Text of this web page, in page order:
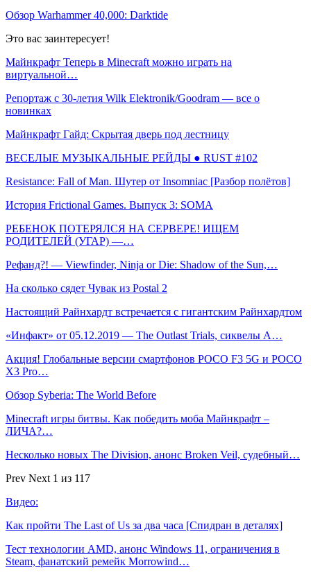
Обзор Warhammer 40,000: Darktide
Это вас заинтересует!
Майнкрафт Теперь в Minecraft можно играть на
виртуальной…
Репортаж с 30-летия Wilk Elektronik/Goodram — все о
новинках
Майнкрафт Гайд: Скрытая дверь под лестницу
ВЕСЕЛЫЕ МУЗЫКАЛЬНЫЕ РЕЙДЫ ● RUST #102
Resistance: Fall of Man. Шутер от Insomniac [Разбор полётов]
История Frictional Games. Выпуск 3: SOMA
РЕБЕНОК ПОТЕРЯЛСЯ НА СЕРВЕРЕ! ИЩЕМ
РОДИТЕЛЕЙ (УГАР) —…
Рефанд?! — Viewfinder, Ninja or Die: Shadow of the Sun,…
На сколько сядет Чувак из Postal 2
Настоящий Райнхардт встречается с гигантским Райнхардтом
«Инфакт» от 05.12.2019 — The Outlast Trials, сиквелы A…
Акция! Глобальные версии смартфонов POCO F3 5G и POCO
X3 Pro…
Обзор Syberia: The World Before
Minecraft игры битвы. Как победить моба Майнкрафт –
ЛИЧА?…
Несколько новых The Division, анонс Broken Veil, судебный…
Prev Next 1 из 117
Видео:
Как пройти The Last of Us за два часа [Спидран в деталях]
Тест технологии AMD, анонс Windows 11, ограничения в
Steam, фанатский ремейк Morrowind…